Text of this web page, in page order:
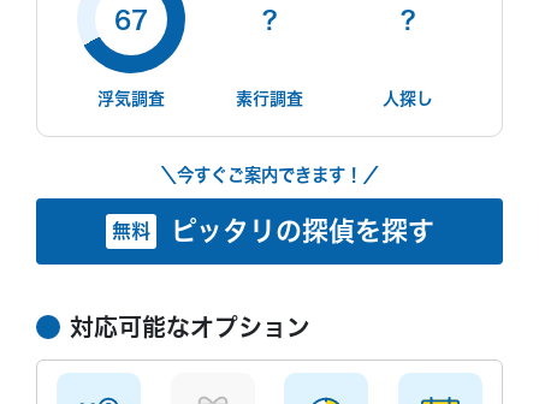
67
浮気調査
?
素行調査
?
人探し
＼今すぐご案内できます！／
無料 ピッタリの探偵を探す
対応可能なオプション